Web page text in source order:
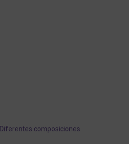
Diferentes composiciones